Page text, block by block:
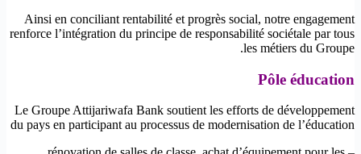
Ainsi en conciliant rentabilité et progrès social, notre engagement
renforce l’intégration du principe de responsabilité sociétale par tous
les métiers du Groupe.
Pôle éducation
Le Groupe Attijariwafa Bank soutient les efforts de développement
du pays en participant au processus de modernisation de l’éducation